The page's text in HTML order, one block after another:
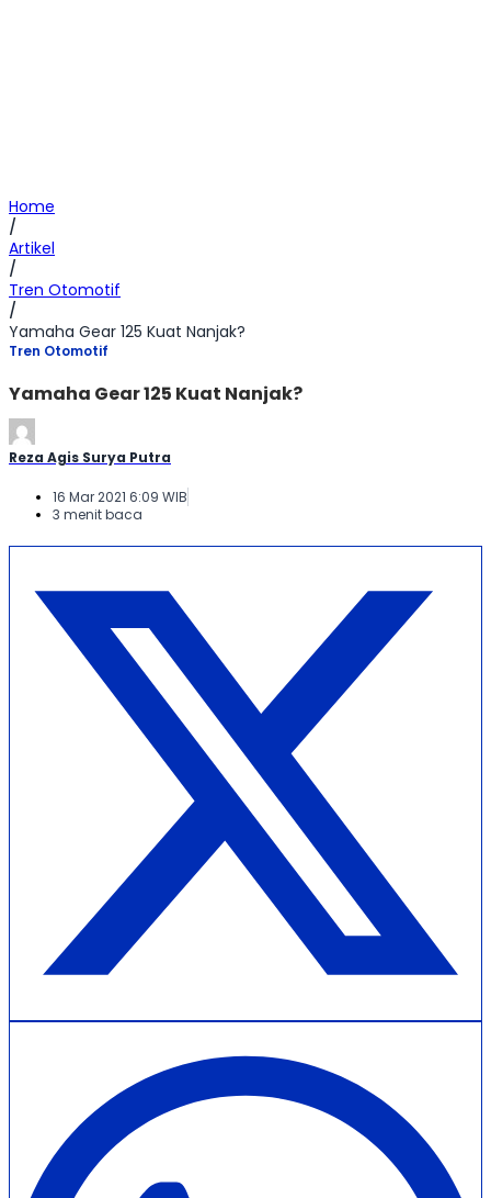
Home
/
Artikel
/
Tren Otomotif
/
Yamaha Gear 125 Kuat Nanjak?
Tren Otomotif
Yamaha Gear 125 Kuat Nanjak?
Reza Agis Surya Putra
16 Mar 2021 6:09 WIB
3 menit baca